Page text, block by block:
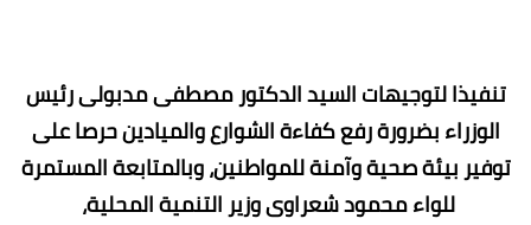
تنفيذا لتوجيهات السيد الدكتور مصطفى مدبولى رئيس
الوزراء بضرورة رفع كفاءة الشوارع والميادين حرصا على
توفير بيئة صحية وآمنة للمواطنين، وبالمتابعة المستمرة
للواء محمود شعراوى وزير التنمية المحلية،